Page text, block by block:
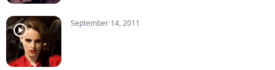
player2 September 14, 2011